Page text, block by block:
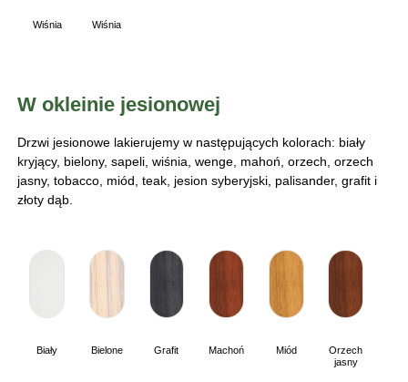
Wiśnia Wiśnia
W okleinie jesionowej
Drzwi jesionowe lakierujemy w następujących kolorach: biały
kryjący, bielony, sapeli, wiśnia, wenge, mahoń, orzech, orzech
jasny, tobacco, miód, teak, jesion syberyjski, palisander, grafit i
złoty dąb.
Biały Bielone Grafit Machoń Miód
Orzech
jasny